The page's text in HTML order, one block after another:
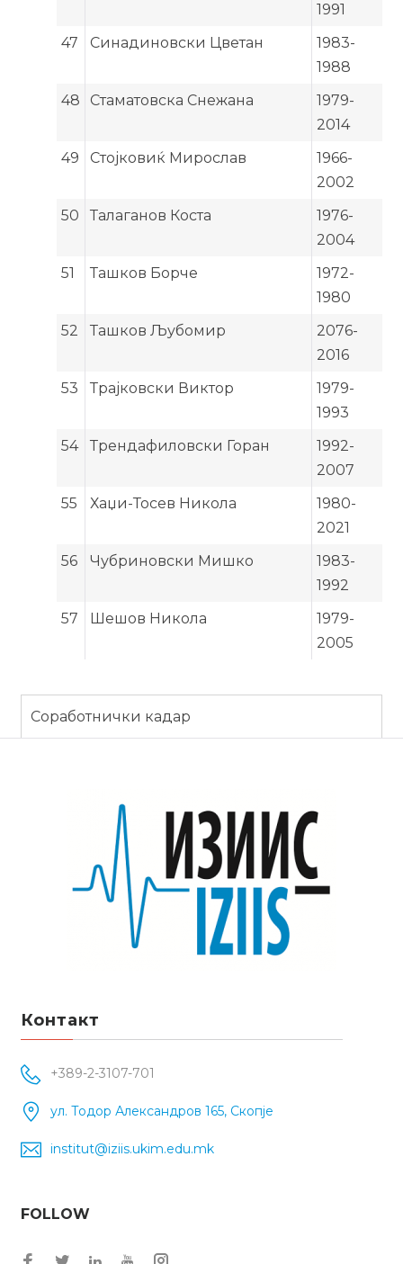
1991
47
Синадиновски Цветан
1983-
1988
48
Стаматовска Снежана
1979-
2014
49
Стојковиќ Мирослав
1966-
2002
50
Талаганов Коста
1976-
2004
51
Ташков Борче
1972-
1980
52
Ташков Љубомир
2076-
2016
53
Трајковски Виктор
1979-
1993
54
Трендафиловски Горан
1992-
2007
55
Хаџи-Тосев Никола
1980-
2021
56
Чубриновски Мишко
1983-
1992
57
Шешов Никола
1979-
2005
Соработнички кадар
Контакт
+389-2-3107-701
ул. Тодор Александров 165, Скопје
institut@iziis.ukim.edu.mk
FOLLOW